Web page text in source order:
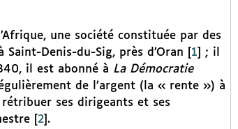
une société constituée par des
Denis-du-Sig, près d’Oran
1
; il
il est abonné à La Démocratie
de l’argent (la « rente ») à
ses dirigeants et ses
[ 2] .